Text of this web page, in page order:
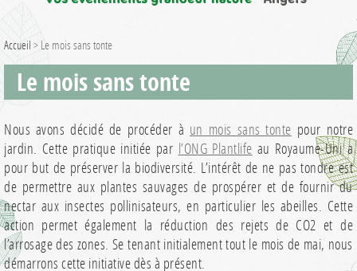
Accueil > Le mois sans tonte
Le mois sans tonte
Nous avons décidé de procéder à un mois sans tonte pour notre
jardin. Cette pratique initiée par l’ONG Plantlife au Royaume-Uni a
pour but de préserver la biodiversité. L’intérêt de ne pas tondre est
de permettre aux plantes sauvages de prospérer et de fournir du
nectar aux insectes pollinisateurs, en particulier les abeilles. Cette
action permet également la réduction des rejets de CO2 et de
l’arrosage des zones. Se tenant initialement tout le mois de mai, nous
démarrons cette initiative dès à présent.